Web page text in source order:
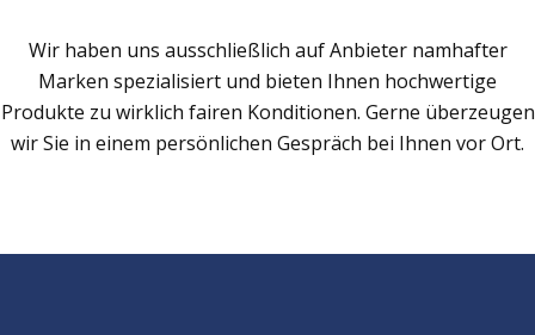
Wir haben uns ausschließlich auf Anbieter namhafter
Marken spezialisiert und bieten Ihnen hochwertige
Produkte zu wirklich fairen Konditionen. Gerne überzeugen
wir Sie in einem persönlichen Gespräch bei Ihnen vor Ort.